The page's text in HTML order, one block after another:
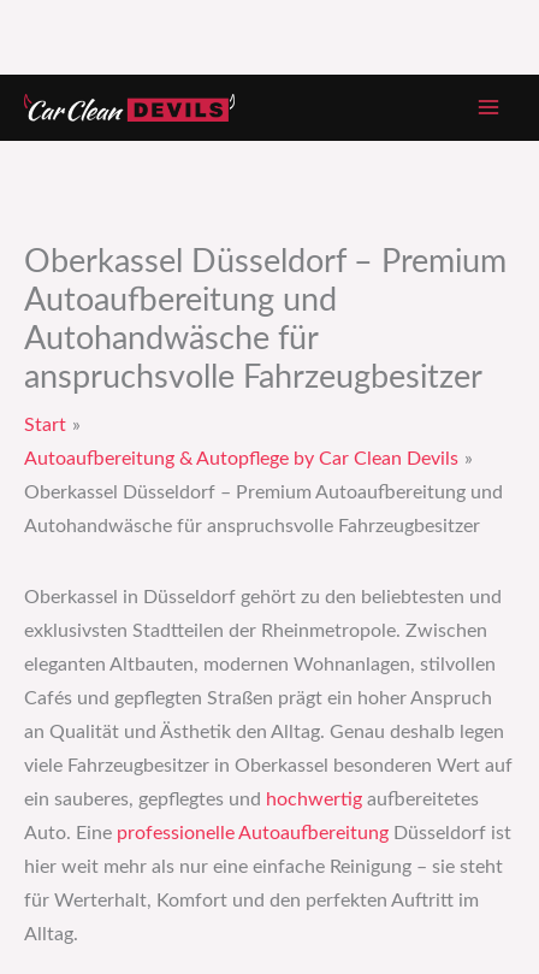
Zum
Inhalt
Oberkassel Düsseldorf – Premium
Autoaufbereitung und
Autohandwäsche für
anspruchsvolle Fahrzeugbesitzer
Start
Autoaufbereitung & Autopflege by Car Clean Devils
Oberkassel Düsseldorf – Premium Autoaufbereitung und
Autohandwäsche für anspruchsvolle Fahrzeugbesitzer
Oberkassel in Düsseldorf gehört zu den beliebtesten und
exklusivsten Stadtteilen der Rheinmetropole. Zwischen
eleganten Altbauten, modernen Wohnanlagen, stilvollen
Cafés und gepflegten Straßen prägt ein hoher Anspruch
an Qualität und Ästhetik den Alltag. Genau deshalb legen
viele Fahrzeugbesitzer in Oberkassel besonderen Wert auf
ein sauberes, gepflegtes und hochwertig aufbereitetes
Auto. Eine professionelle Autoaufbereitung Düsseldorf ist
hier weit mehr als nur eine einfache Reinigung – sie steht
für Werterhalt, Komfort und den perfekten Auftritt im
Alltag.